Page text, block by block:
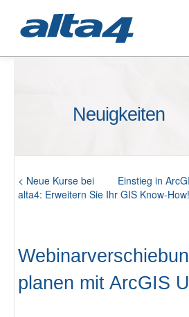
Neuigkeiten
Einstieg in
< Neue Kurse bei
alta4: Erweitern Sie Ihr GIS Know-How!
planen mit ArcGIS